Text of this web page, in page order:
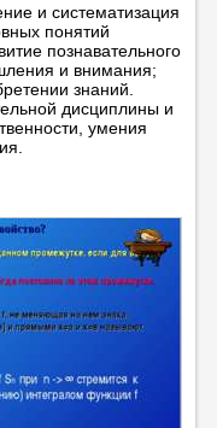
и систематизация
понятий
познавательного
и внимания;
знаний.
дисциплины и
умения